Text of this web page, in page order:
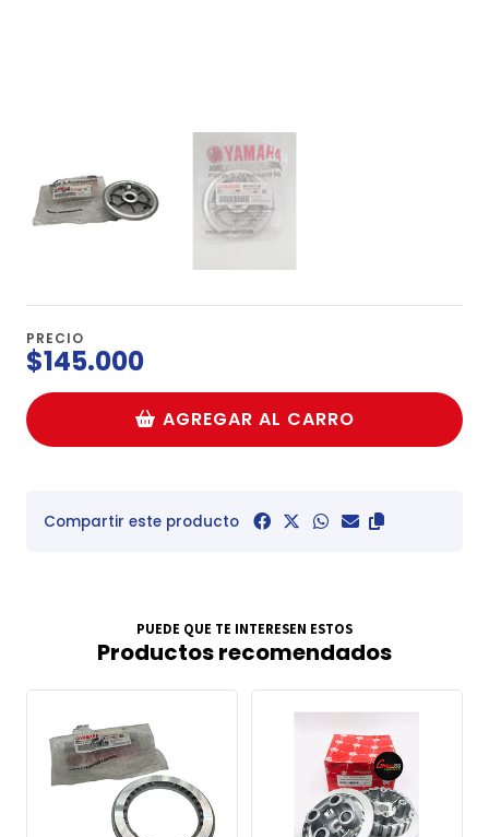
PRECIO
$145.000
AGREGAR AL CARRO
Compartir este producto
PUEDE QUE TE INTERESEN ESTOS
Productos recomendados